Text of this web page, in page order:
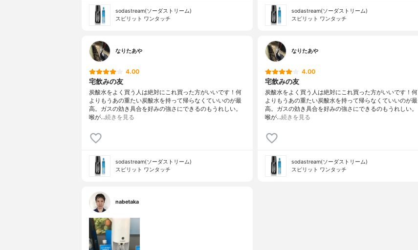
sodastream(ソーダストリーム)
スピリット ワンタッチ
sodastream(ソーダストリーム)
スピリット ワンタッチ
なりたあや
4.00
宅飲みの友
炭酸水をよく買う人は絶対にこれ買った方がいいです！何
よりもうあの重たい炭酸水を持って帰らなくていいのが最
高。ガスの効き具合を好みの強さにできるのもうれしい。
喉が…続きを見る
sodastream(ソーダストリーム)
スピリット ワンタッチ
なりたあや
4.00
宅飲みの友
炭酸水をよく買う人は絶対にこれ買った方がいいです！何
よりもうあの重たい炭酸水を持って帰らなくていいのが最
高。ガスの効き具合を好みの強さにできるのもうれしい。
喉が…続きを見る
sodastream(ソーダストリーム)
スピリット ワンタッチ
nabetaka